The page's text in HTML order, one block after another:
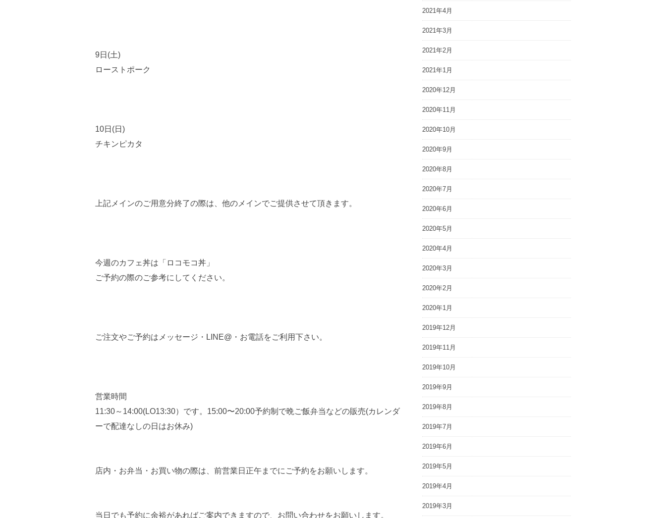
9日(土)
ローストポーク
10日(日)
チキンピカタ
上記メインのご用意分終了の際は、他のメインでご提供させて頂きます。
今週のカフェ丼は「ロコモコ丼」
ご予約の際のご参考にしてください。
ご注文やご予約はメッセージ・LINE@・お電話をご利用下さい。
営業時間
11:30～14:00(LO13:30）です。15:00〜20:00予約制で晩ご飯弁当などの販売(カレンダ
ーで配達なしの日はお休み)
店内・お弁当・お買い物の際は、前営業日正午までにご予約をお願いします。
当日でも予約に余裕があればご案内できますので、お問い合わせをお願いします。
2021年4月
2021年3月
2021年2月
2021年1月
2020年12月
2020年11月
2020年10月
2020年9月
2020年8月
2020年7月
2020年6月
2020年5月
2020年4月
2020年3月
2020年2月
2020年1月
2019年12月
2019年11月
2019年10月
2019年9月
2019年8月
2019年7月
2019年6月
2019年5月
2019年4月
2019年3月